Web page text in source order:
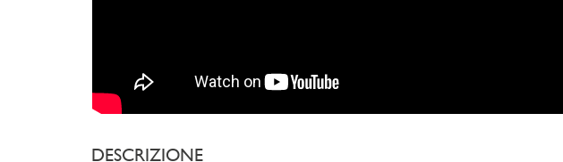
DESCRIZIONE